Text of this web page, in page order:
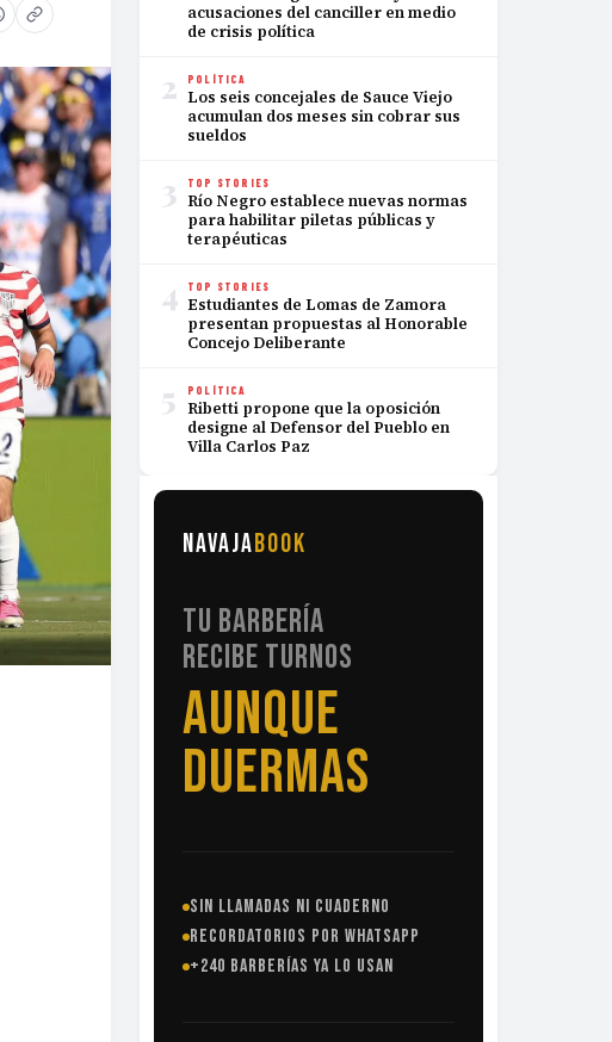
acusaciones del canciller en medio
de crisis política
2 POLÍTICA
Los seis concejales de Sauce Viejo
acumulan dos meses sin cobrar sus
sueldos
3 TOP STORIES
Río Negro establece nuevas normas
para habilitar piletas públicas y
terapéuticas
4 TOP STORIES
Estudiantes de Lomas de Zamora
presentan propuestas al Honorable
Concejo Deliberante
5 POLÍTICA
Ribetti propone que la oposición
designe al Defensor del Pueblo en
Villa Carlos Paz
NAVAJABOOK
TU BARBERÍA
RECIBE TURNOS
SIN
LLAMADAS
SIN LLAMADAS NI CUADERNO
RECORDATORIOS POR WHATSAPP
+240 BARBERÍAS YA LO USAN